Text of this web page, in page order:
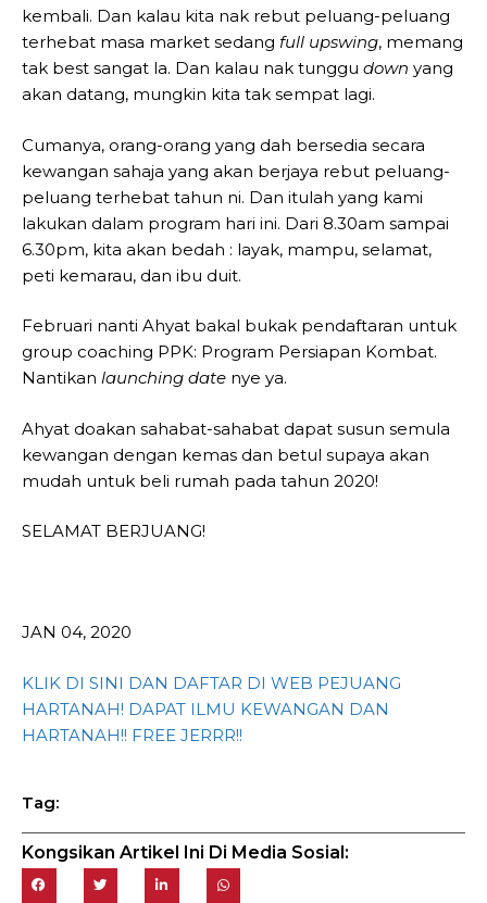
kembali. Dan kalau kita nak rebut peluang-peluang
terhebat masa market sedang full upswing, memang
tak best sangat la. Dan kalau nak tunggu down yang
akan datang, mungkin kita tak sempat lagi.
Cumanya, orang-orang yang dah bersedia secara
kewangan sahaja yang akan berjaya rebut peluang-
peluang terhebat tahun ni. Dan itulah yang kami
lakukan dalam program hari ini. Dari 8.30am sampai
6.30pm, kita akan bedah : layak, mampu, selamat,
peti kemarau, dan ibu duit.
Februari nanti Ahyat bakal bukak pendaftaran untuk
group coaching PPK: Program Persiapan Kombat.
Nantikan launching date nye ya.
Ahyat doakan sahabat-sahabat dapat susun semula
kewangan dengan kemas dan betul supaya akan
mudah untuk beli rumah pada tahun 2020!
SELAMAT BERJUANG!
JAN 04, 2020
KLIK DI SINI DAN DAFTAR DI WEB PEJUANG
HARTANAH! DAPAT ILMU KEWANGAN DAN
HARTANAH!! FREE JERRR!!
Tag:
Kongsikan Artikel Ini Di Media Sosial: